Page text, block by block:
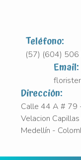
Teléfono:
(57) (604)
Email:
Dirección:
Calle 44 A # 79
Velacion Capillas
Medellín -